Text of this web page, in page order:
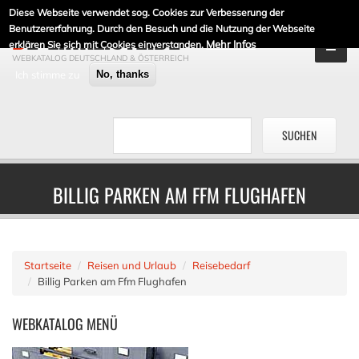
Diese Webseite verwendet sog. Cookies zur Verbesserung der
Benutzererfahrung. Durch den Besuch und die Nutzung der Webseite
erklären Sie sich mit Cookies einverstanden. Mehr Infos
No, thanks
DE-LINKLISTE.DE
WEBKATALOG DEUTSCHLAND & ÖSTERREICH
BILLIG PARKEN AM FFM FLUGHAFEN
Startseite Reisen und Urlaub
Reisebedarf
Billig Parken am Ffm Flughafen
WEBKATALOG MENÜ